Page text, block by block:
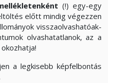
(!) egy-egy
előtt mindig végezzen
visszaolvashatóak-
olvashatatlanok, az a
a legkisebb képfelbontás